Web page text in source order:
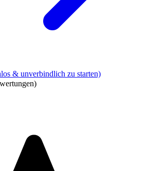
& unverbindlich zu starten)